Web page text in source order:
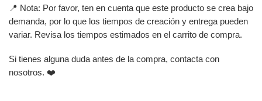
📍 Nota: Por favor, ten en cuenta que este producto se crea bajo
demanda, por lo que los tiempos de creación y entrega pueden
variar. Revisa los tiempos estimados en el carrito de compra.
Si tienes alguna duda antes de la compra, contacta con
nosotros. ❤️